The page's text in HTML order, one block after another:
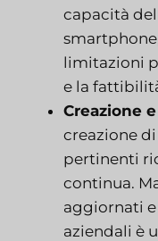
capacità
limitazioni
e la
Creazione
creazione
pertinenti
continua.
aggiornati
aziendali è